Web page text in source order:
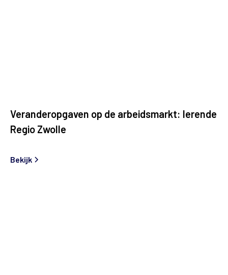
Veranderopgaven op de arbeidsmarkt: lerende
Regio Zwolle
Bekijk